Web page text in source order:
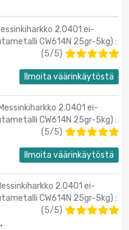
2.0401 ei-
CW614N 25gr-5kg) :
(5/5)
Ilmoita väärinkäytöstä
2.0401 ei-
CW614N 25gr-5kg) :
(5/5)
Ilmoita väärinkäytöstä
2.0401 ei-
CW614N 25gr-5kg) :
(5/5)